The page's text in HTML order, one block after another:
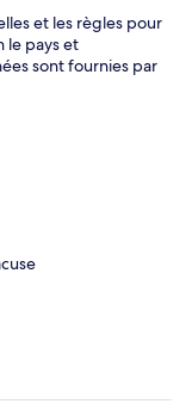
et les règles pour
le pays et
sont fournies par